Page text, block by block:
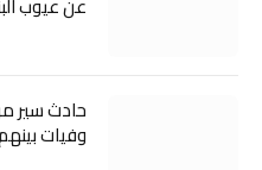
وفيات